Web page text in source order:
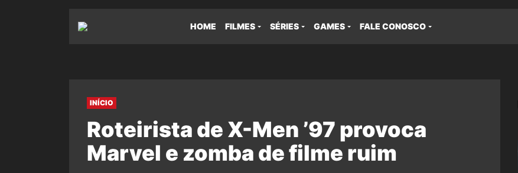
HOME FILMES SÉRIES GAMES FALE CONOSCO
INÍCIO
Roteirista de X-Men ’97 provoca
Marvel e zomba de filme ruim